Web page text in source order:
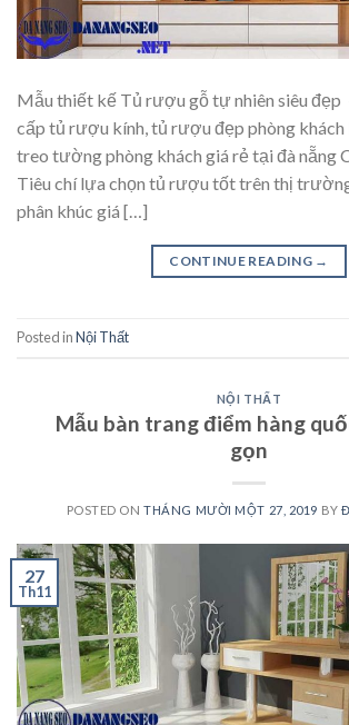
Mẫu thiết kế Tủ rượu gỗ tự nhiên siêu đẹp
cấp tủ rượu kính, tủ rượu đẹp phòng
treo tường phòng khách giá rẻ tại đà nẵng
Tiêu chí lựa chọn tủ rượu tốt trên thị trường
phân khúc giá […]
CONTINUE READING →
Posted inNội Thất
NỘI THẤT
Mẫu bàn trang điểm hàng
gọn
POSTED ONTHÁNG MƯỜI MỘT 27, 2019 BY
27
Th11